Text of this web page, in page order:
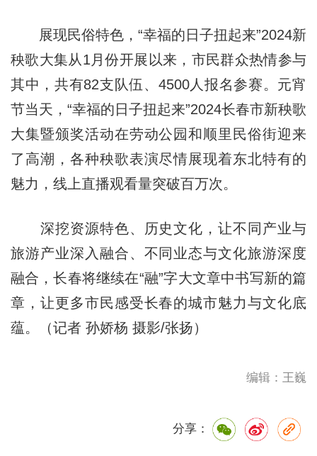
展现民俗特色，“幸福的日子扭起来”2024新
秧歌大集从1月份开展以来，市民群众热情参与
其中，共有82支队伍、4500人报名参赛。元宵
节当天，“幸福的日子扭起来”2024长春市新秧歌
大集暨颁奖活动在劳动公园和顺里民俗街迎来
了高潮，各种秧歌表演尽情展现着东北特有的
魅力，线上直播观看量突破百万次。
深挖资源特色、历史文化，让不同产业与
旅游产业深入融合、不同业态与文化旅游深度
融合，长春将继续在“融”字大文章中书写新的篇
章，让更多市民感受长春的城市魅力与文化底
蕴。（记者 孙娇杨 摄影/张扬）
编辑：王巍
分享：